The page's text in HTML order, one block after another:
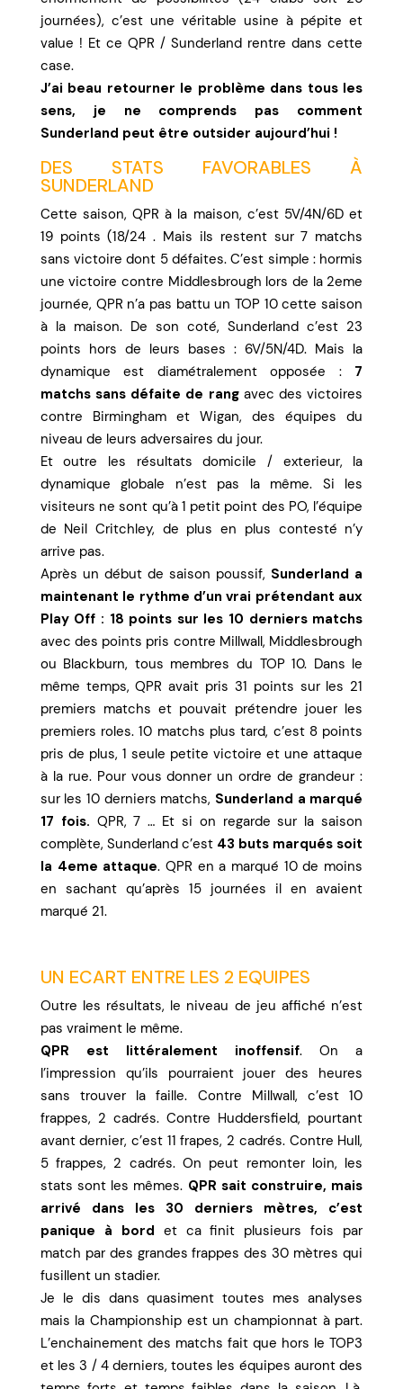
journées), c’est une véritable usine à pépite et
value ! Et ce QPR / Sunderland rentre dans cette
case.
J’ai beau retourner le problème dans tous les
sens, je ne comprends pas comment
Sunderland peut être outsider aujourd’hui !
DES STATS FAVORABLES À
SUNDERLAND
Cette saison, QPR à la maison, c’est 5V/4N/6D et
19 points (18/24 . Mais ils restent sur 7 matchs
sans victoire dont 5 défaites. C’est simple : hormis
une victoire contre Middlesbrough lors de la 2eme
journée, QPR n’a pas battu un TOP 10 cette saison
à la maison. De son coté, Sunderland c’est 23
points hors de leurs bases : 6V/5N/4D. Mais la
dynamique est diamétralement opposée : 7
matchs sans défaite de rangavec des victoires
contre Birmingham et Wigan, des équipes du
niveau de leurs adversaires du jour.
Et outre les résultats domicile / exterieur, la
dynamique globale n’est pas la même. Si les
visiteurs ne sont qu’à 1 petit point des PO, l’équipe
de Neil Critchley, de plus en plus contesté n’y
arrive pas.
Après un début de saison poussif, Sunderland a
maintenant le rythme d’un vrai prétendant aux
Play Off : 18 points sur les 10 derniers matchs
avec des points pris contre Millwall, Middlesbrough
ou Blackburn, tous membres du TOP 10. Dans le
même temps, QPR avait pris 31 points sur les 21
premiers matchs et pouvait prétendre jouer les
premiers roles. 10 matchs plus tard, c’est 8 points
pris de plus, 1 seule petite victoire et une attaque
à la rue. Pour vous donner un ordre de grandeur :
sur les 10 derniers matchs, Sunderland a marqué
17 fois. QPR, 7 … Et si on regarde sur la saison
complète, Sunderland c’est 43 buts marqués soit
la 4eme attaque. QPR en a marqué 10 de moins
en sachant qu’après 15 journées il en avaient
marqué 21.
UN ECART ENTRE LES 2 EQUIPES
Outre les résultats, le niveau de jeu affiché n’est
pas vraiment le même.
QPR est littéralement inoffensif. On a
l’impression qu’ils pourraient jouer des heures
sans trouver la faille. Contre Millwall, c’est 10
frappes, 2 cadrés. Contre Huddersfield, pourtant
avant dernier, c’est 11 frapes, 2 cadrés. Contre Hull,
5 frappes, 2 cadrés. On peut remonter loin, les
stats sont les mêmes. QPR sait construire, mais
arrivé dans les 30 derniers mètres, c’est
panique à bord et ca finit plusieurs fois par
match par des grandes frappes des 30 mètres qui
fusillent un stadier.
Je le dis dans quasiment toutes mes analyses
mais la Championship est un championnat à part.
L’enchainement des matchs fait que hors le TOP3
et les 3 / 4 derniers, toutes les équipes auront des